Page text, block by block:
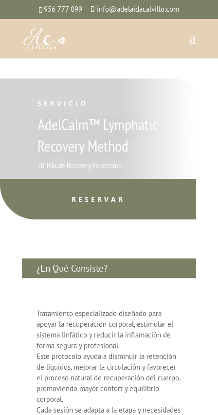
956 777 099 info@adelaidacalvillo.com
SERVICIO
AdelCalm™ Lymphatic
Recovery Method
70-Minute Recovery Experience
RESERVAR
¿En Qué Consiste?
Tratamiento especializado diseñado para
apoyar la recuperación corporal, estimular el
sistema linfático y reducir la inflamación de
forma segura y profesional.
Este protocolo ayuda a disminuir la retención
de líquidos, mejorar la circulación y favorecer
el proceso natural de recuperación del cuerpo,
promoviendo mayor confort y equilibrio
corporal.
Cada sesión se adapta a la etapa y necesidades